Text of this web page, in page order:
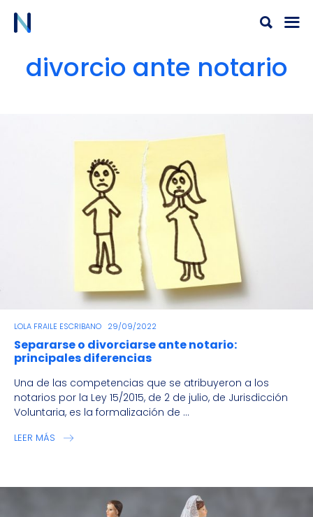
divorcio ante notario
LOLA FRAILE ESCRIBANO 29/09/2022
Separarse o divorciarse ante notario:
principales diferencias
Una de las competencias que se atribuyeron a los
notarios por la Ley 15/2015, de 2 de julio, de Jurisdicción
Voluntaria, es la formalización de ...
LEER MÁS